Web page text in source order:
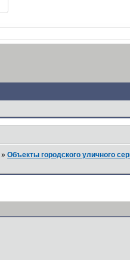
»Объекты городского уличного